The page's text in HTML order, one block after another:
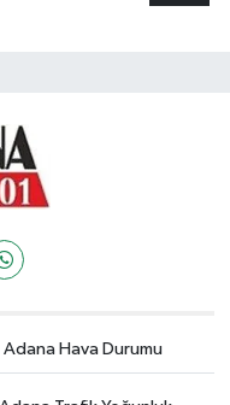
Adana Hava Durumu